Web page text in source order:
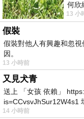
何欣
罵她
13 小
假裝
假裝對他人有興趣和忽
因。
13 小時前
又見犬青
送上 「女孩 依賴」
is=CCvsvJhSur12W4s1
我害怕的
14 小時前